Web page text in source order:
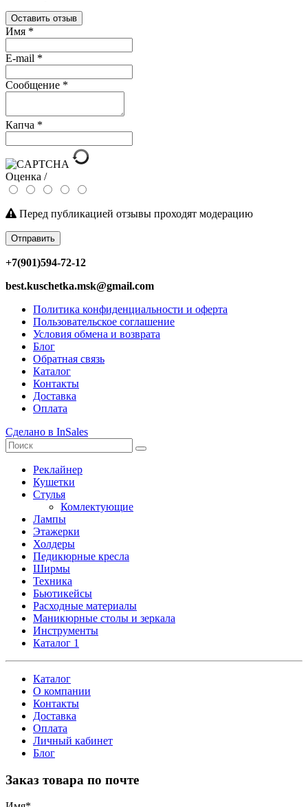
Оставить отзыв
Имя *
E-mail *
Сообщение *
Капча *
Оценка /
Перед публикацией отзывы проходят модерацию
Отправить
+7(901)594-72-12
best.kuschetka.msk@gmail.com
Политика конфиденциальности и оферта
Пользовательское соглашение
Условия обмена и возврата
Блог
Обратная связь
Каталог
Контакты
Доставка
Оплата
Сделано в InSales
Реклайнер
Кушетки
Стулья
Комлектующие
Лампы
Этажерки
Холдеры
Педикюрные кресла
Ширмы
Техника
Бьютикейсы
Расходные материалы
Маникюрные столы и зеркала
Инструменты
Каталог 1
Каталог
О компании
Контакты
Доставка
Оплата
Личный кабинет
Блог
Заказ товара по почте